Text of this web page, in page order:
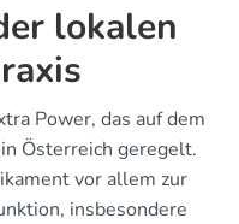
lokalen
Power, das auf dem
Österreich geregelt.
vor allem zur
insbesondere